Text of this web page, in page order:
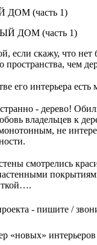
(часть 1)
если скажу, что нет
пространства, чем
его интерьера есть
- дерево!
владельцев к
не
смотрелись
- пишите /
«новых»